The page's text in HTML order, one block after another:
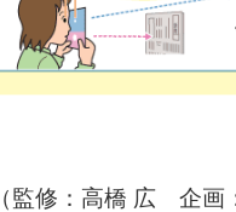
（監修：高橋 広 企画